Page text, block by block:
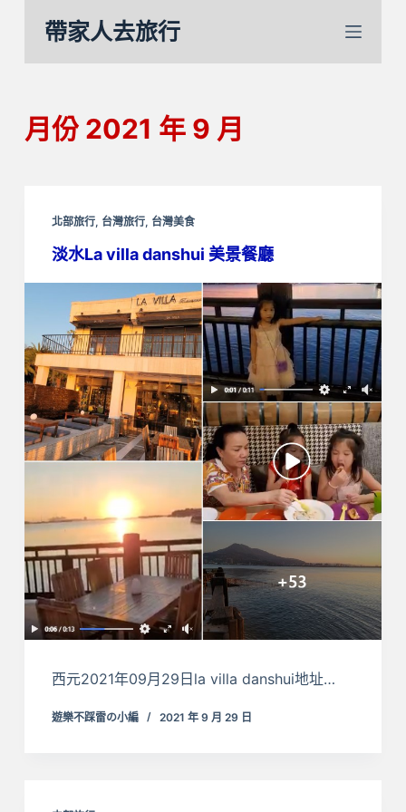
內
容
帶家人去旅行
月份2021 年 9 月
北部旅行, 台灣旅行, 台灣美食
淡水La villa danshui 美景餐廳
西元2021年09月29日la villa danshui地址…
遊樂不踩雷の小編 2021 年 9 月 29 日